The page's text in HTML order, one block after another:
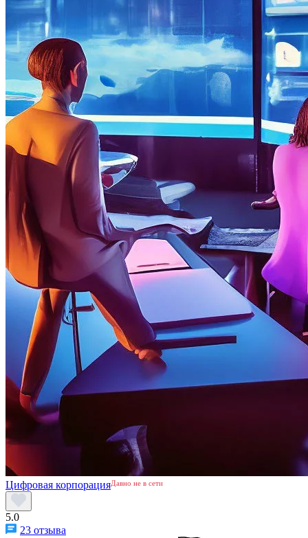
Цифровая корпорацияДавно не в сети
5.0
23 отзыва